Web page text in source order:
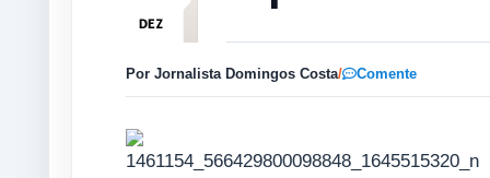
DEZ
Por Jornalista Domingos Costa/ Comente